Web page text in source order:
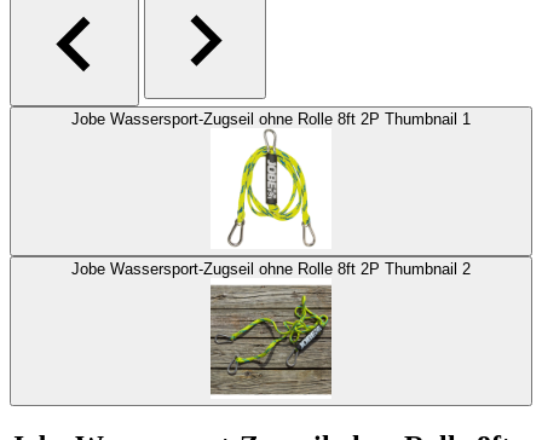
Jobe Wassersport-Zugseil ohne Rolle 8ft 2P Thumbnail 1
Jobe Wassersport-Zugseil ohne Rolle 8ft 2P Thumbnail 2